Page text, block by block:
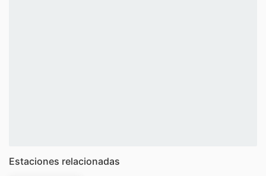
Estaciones relacionadas